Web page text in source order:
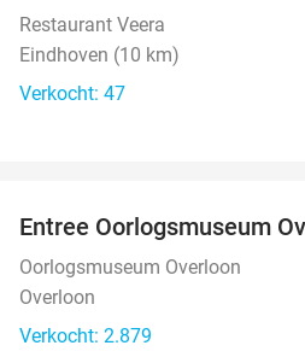
Restaurant Veera
Eindhoven (10 km)
Verkocht: 47
Entree Oorlogsmuseum
Oorlogsmuseum Overloon
Overloon
Verkocht: 2.879